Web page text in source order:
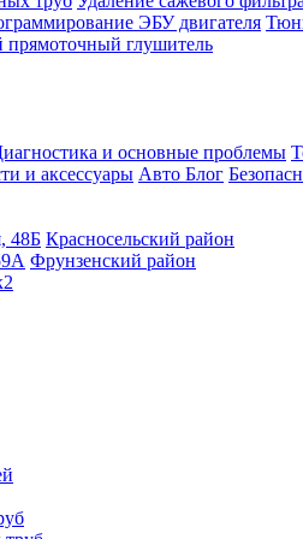
ЭБУ двигателя
глушитель
и основные проблемы
и аксессуары Авто Блог
48Б Красносельский район
Фрунзенский район